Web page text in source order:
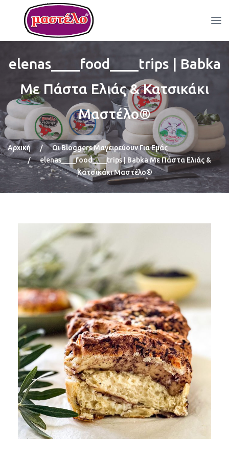
elenas____food____trips | Babka
Με Πάστα Ελιάς & Κατσικάκι
Μαστέλο®
Αρχική /
Οι Bloggers Μαγειρεύουν Για Εμάς
/
elenas____food____trips | Babka Με Πάστα Ελιάς &
Κατσικάκι Μαστέλο®